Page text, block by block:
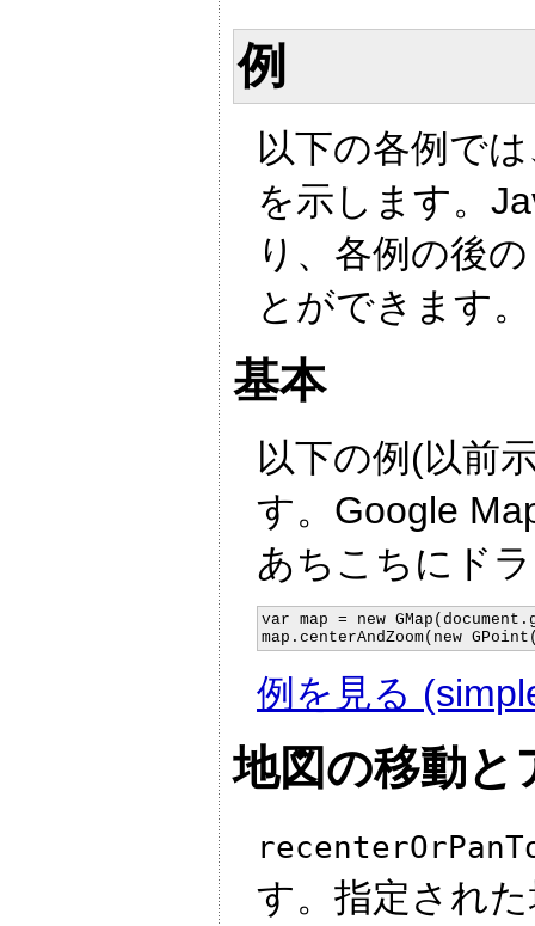
例
以下の各例で
を示します。
り、各例の後
とができます。
基本
以下の例(以前
す。Google
あちこちにド
var map = new
map.centerAndZoom(new
例を見る
地図の移動と
す。指定され